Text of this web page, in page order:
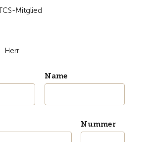
Mitglied
Herr
Name
Nummer